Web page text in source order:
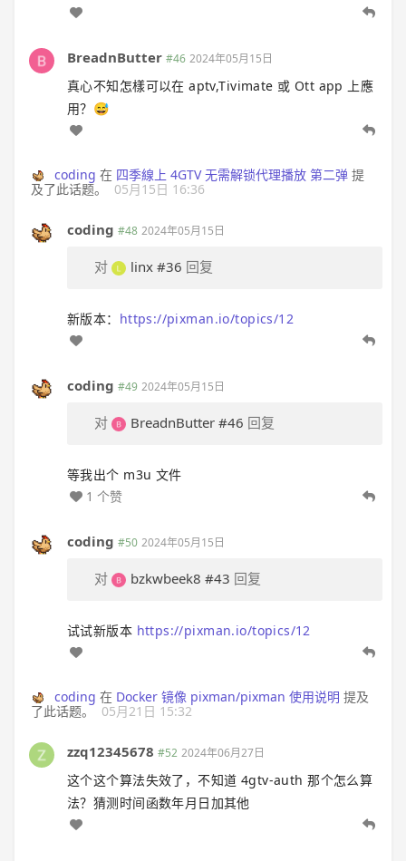
BreadnButter #46 2024年05月15日
真心不知怎樣可以在 aptv,Tivimate 或 Ott app 上應
用？😅
coding 在 四季線上 4GTV 无需解锁代理播放 第二弹 提
及了此话题。
05月15日 16:36
coding #48 2024年05月15日
对 linx #36 回复
新版本： https://pixman.io/topics/12
coding #49 2024年05月15日
对 BreadnButter #46 回复
等我出个 m3u 文件
1 个赞
coding #50 2024年05月15日
对 bzkwbeek8 #43 回复
试试新版本 https://pixman.io/topics/12
coding 在 Docker 镜像 pixman/pixman 使用说明 提及
了此话题。 05月21日 15:32
zzq12345678 #52 2024年06月27日
这个这个算法失效了，不知道 4gtv-auth 那个怎么算
法？猜测时间函数年月日加其他